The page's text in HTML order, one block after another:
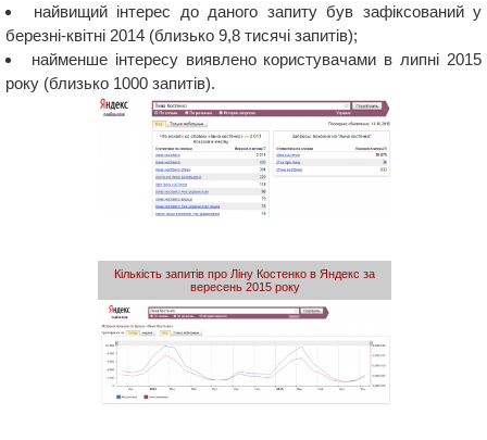
найвищий інтерес до даного запиту був зафіксований у
березні-квітні 2014 (близько 9,8 тисячі запитів);
найменше інтересу виявлено користувачами в липні 2015
року (близько 1000 запитів).
Кількість запитів про Ліну Костенко в Яндекс за
вересень 2015 року